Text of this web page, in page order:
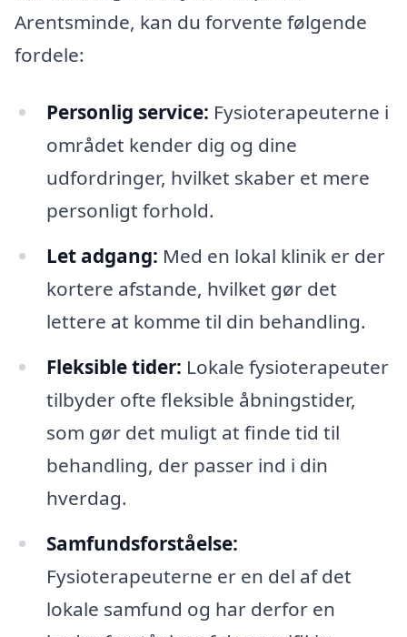
Arentsminde, kan du forvente følgende
fordele:
Personlig service: Fysioterapeuterne i
området kender dig og dine
udfordringer, hvilket skaber et mere
personligt forhold.
Let adgang: Med en lokal klinik er der
kortere afstande, hvilket gør det
lettere at komme til din behandling.
Fleksible tider: Lokale fysioterapeuter
tilbyder ofte fleksible åbningstider,
som gør det muligt at finde tid til
behandling, der passer ind i din
hverdag.
Samfundsforståelse:
Fysioterapeuterne er en del af det
lokale samfund og har derfor en